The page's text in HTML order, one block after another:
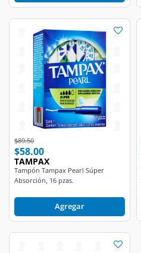
Price reduced from
$89.50to
$58.00
TAMPAX
Tampón Tampax Pearl Súper
Absorción, 16 pzas.
Agregar